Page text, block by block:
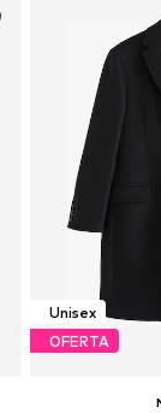
Unisex
OFERTA